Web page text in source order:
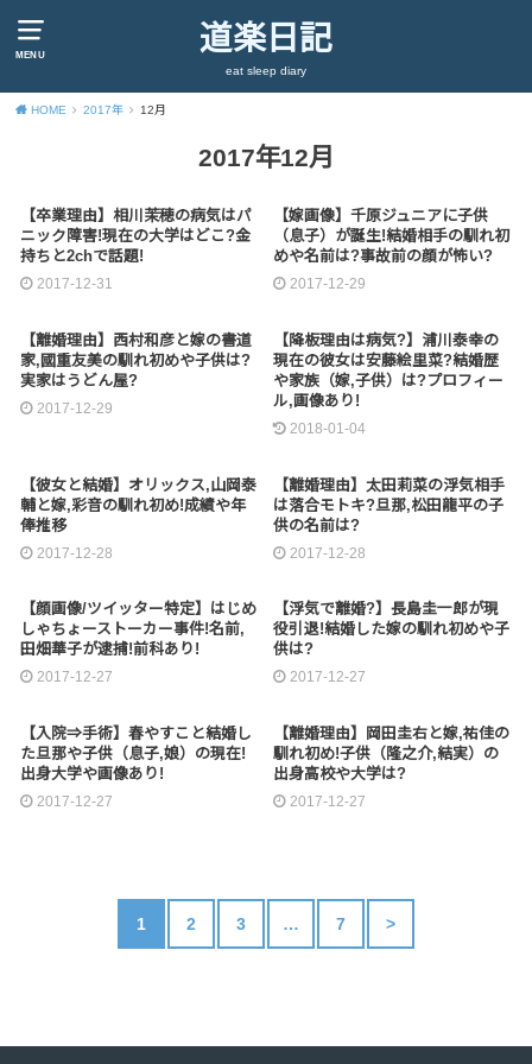
MENU 道楽日記
eat sleep diary
HOME 2017年 12月
2017年12月
【卒業理由】相川茉穂の病気はパ
ニック障害!現在の大学はどこ?金
持ちと2chで話題!
2017-12-31
【嫁画像】千原ジュニアに子供
（息子）が誕生!結婚相手の馴れ初
めや名前は?事故前の顔が怖い?
2017-12-29
【離婚理由】西村和彦と嫁の書道
家,國重友美の馴れ初めや子供は?
実家はうどん屋?
2017-12-29
【降板理由は病気?】浦川泰幸の
現在の彼女は安藤絵里菜?結婚歴
や家族（嫁,子供）は?プロフィー
ル,画像あり!
2018-01-04
【彼女と結婚】オリックス,山岡泰
輔と嫁,彩音の馴れ初め!成績や年
俸推移
2017-12-28
【離婚理由】太田莉菜の浮気相手
は落合モトキ?旦那,松田龍平の子
供の名前は?
2017-12-28
【顔画像/ツイッター特定】はじめ
しゃちょーストーカー事件!名前,
田畑華子が逮捕!前科あり!
2017-12-27
【浮気で離婚?】長島圭一郎が現
役引退!結婚した嫁の馴れ初めや子
供は?
2017-12-27
【入院⇒手術】春やすこと結婚し
た旦那や子供（息子,娘）の現在!
出身大学や画像あり!
2017-12-27
【離婚理由】岡田圭右と嫁,祐佳の
馴れ初め!子供（隆之介,結実）の
出身高校や大学は?
2017-12-27
1 2 3 … 7 >